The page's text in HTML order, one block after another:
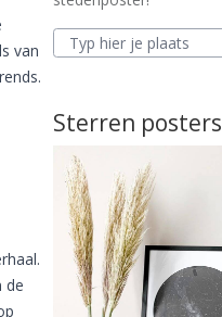
van
de
Sterren posters